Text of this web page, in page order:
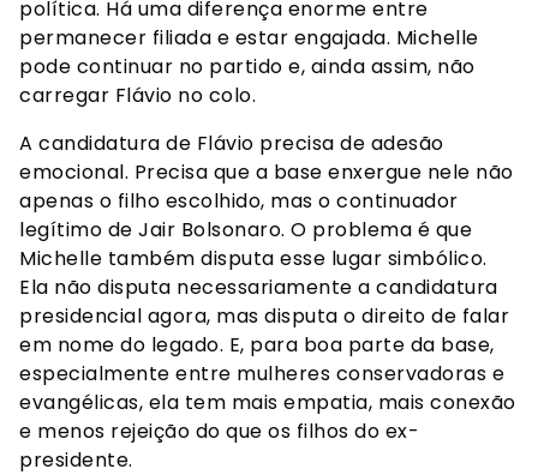
política. Há uma diferença enorme entre
permanecer filiada e estar engajada. Michelle
pode continuar no partido e, ainda assim, não
carregar Flávio no colo.
A candidatura de Flávio precisa de adesão
emocional. Precisa que a base enxergue nele não
apenas o filho escolhido, mas o continuador
legítimo de Jair Bolsonaro. O problema é que
Michelle também disputa esse lugar simbólico.
Ela não disputa necessariamente a candidatura
presidencial agora, mas disputa o direito de falar
em nome do legado. E, para boa parte da base,
especialmente entre mulheres conservadoras e
evangélicas, ela tem mais empatia, mais conexão
e menos rejeição do que os filhos do ex-
presidente.